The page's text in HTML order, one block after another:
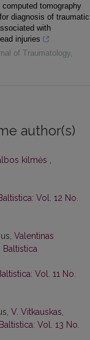
tomography
diagnosis of traumatic
with
injuries
of Traumatology
author(s)
kilmės
Vol. 12 No.
Valentinas
Baltistica
Vol. 11 No.
V. Vitkauskas,
Baltistica: Vol. 13 No.